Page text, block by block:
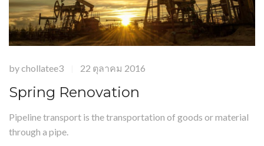
bychollatee3 22 ตุลาคม 2016
Spring Renovation
Pipeline transport is the transportation of goods or material
through a pipe.